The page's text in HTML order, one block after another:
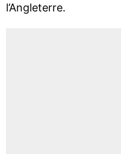
l’Angleterre.